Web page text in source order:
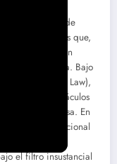
–el primero,
del universo de
de jóvenes que,
origen, se ven
desconocida. Bajo
por Law),
sortear obstáculos
retornar a casa. En
opera tradicional
las aventuras
el filtro insustancial